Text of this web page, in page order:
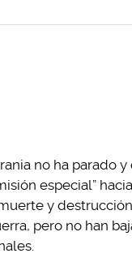
no ha parado
especial”
y
pero no han